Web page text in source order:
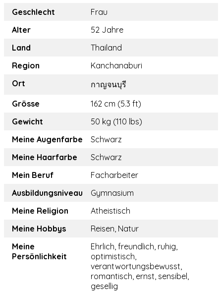
Geschlecht
Frau
Alter
52 Jahre
Land
Thailand
Region
Kanchanaburi
Ort
กาญจนบุรี
Grösse
162 cm (5.3 ft)
Gewicht
50 kg (110 lbs)
Meine Augenfarbe
Schwarz
Meine Haarfarbe
Schwarz
Mein Beruf
Facharbeiter
Ausbildungsniveau
Gymnasium
Meine Religion
Atheistisch
Meine Hobbys
Reisen, Natur
Meine
Persönlichkeit
Ehrlich, freundlich, ruhig,
optimistisch,
verantwortungsbewusst,
romantisch, ernst, sensibel,
gesellig